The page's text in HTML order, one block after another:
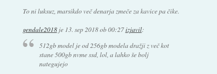
To ni luksuz, marsikdo več denarja zmeče za kavice pa čike.
gendale2018je 13. sep 2018 ob 00:27izjavil:
512gb model je od 256gb modela dražji z več kot
stane 500gb nvme ssd, lol, a lahko še bolj
nategujejo